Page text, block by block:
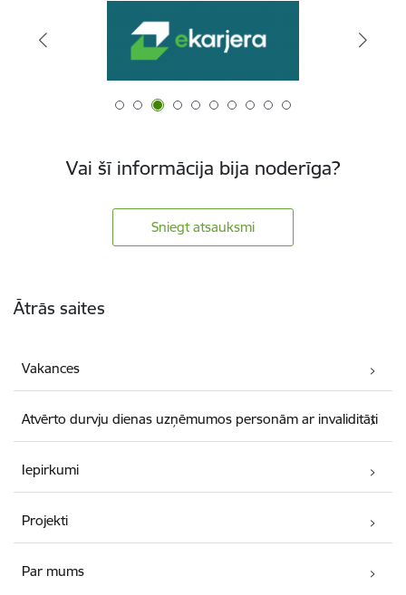
Vai šī informācija bija noderīga?
Sniegt atsauksmi
Ātrās saites
Vakances
Atvērto durvju dienas uzņēmumos personām ar invaliditāti
Iepirkumi
Projekti
Par mums